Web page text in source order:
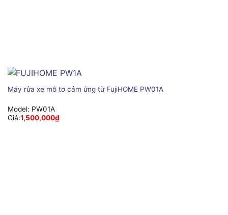
Máy rửa xe mô tơ cảm ứng từ FujiHOME PW01A
Model: PW01A
Giá:1,500,000₫